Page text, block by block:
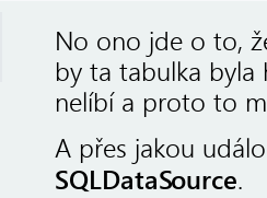
No ono jde o to,
by ta tabulka byla
nelíbí a proto to
A přes jakou
SQLDataSource.